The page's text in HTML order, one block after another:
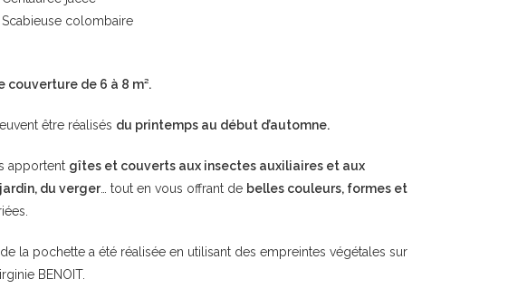
Scabieuse colombaire
couverture de 6 à 8 m².
être réalisés du printemps au début d’automne.
apportent gîtes et couverts aux insectes auxiliaires et aux
du verger… tout en vous offrant de belles couleurs, formes et
de la pochette a été réalisée en utilisant des empreintes végétales sur
BENOIT.